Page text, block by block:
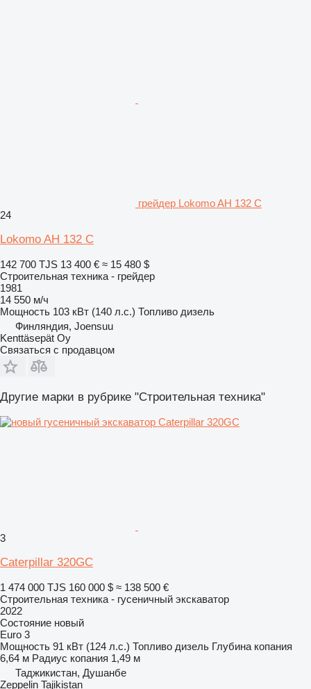
грейдер Lokomo AH 132 C
24
Lokomo AH 132 C
142 700 TJS 13 400 € ≈ 15 480 $
Строительная техника - грейдер
1981
14 550 м/ч
Мощность 103 кВт (140 л.с.) Топливо дизель
Финляндия, Joensuu
Kenttäsepät Oy
Связаться с продавцом
Другие марки в рубрике "Строительная техника"
3
Caterpillar 320GC
1 474 000 TJS 160 000 $ ≈ 138 500 €
Строительная техника - гусеничный экскаватор
2022
Состояние новый
Euro 3
Мощность 91 кВт (124 л.с.) Топливо дизель Глубина копания
6,64 м Радиус копания 1,49 м
Таджикистан, Душанбе
Zeppelin Tajikistan